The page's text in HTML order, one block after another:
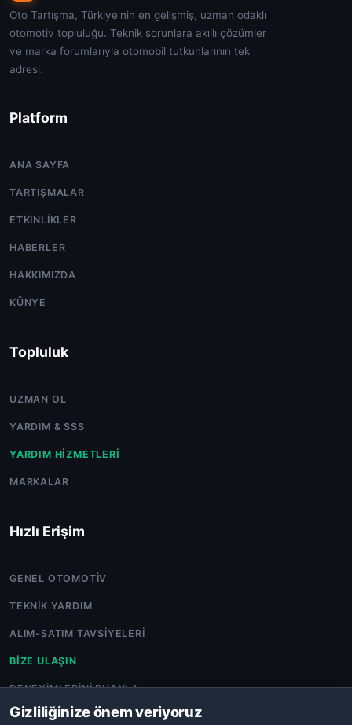
Oto Tartışma, Türkiye'nin en gelişmiş, uzman odaklı
otomotiv topluluğu. Teknik sorunlara akıllı çözümler
ve marka forumlarıyla otomobil tutkunlarının tek
adresi.
Platform
ANA SAYFA
TARTIŞMALAR
ETKINLIKLER
HABERLER
HAKKIMIZDA
KÜNYE
Topluluk
UZMAN OL
YARDIM & SSS
YARDIM HIZMETLERI
MARKALAR
Hızlı Erişim
GENEL OTOMOTIV
TEKNIK YARDIM
ALIM-SATIM TAVSIYELERI
BIZE ULAŞIN
DENEYIMLERINI PUANLA
Gizliliğinize önem veriyoruz